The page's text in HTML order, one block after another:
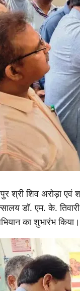
श्री शिव अरोड़ा एवं
डॉ. एम. के.
का शुभारंभ किया।